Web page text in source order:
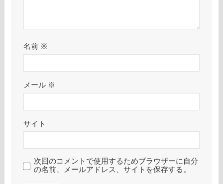
名前 ※
メール ※
サイト
次回のコメントで使用するためブラウザーに自分
の名前、メールアドレス、サイトを保存する。